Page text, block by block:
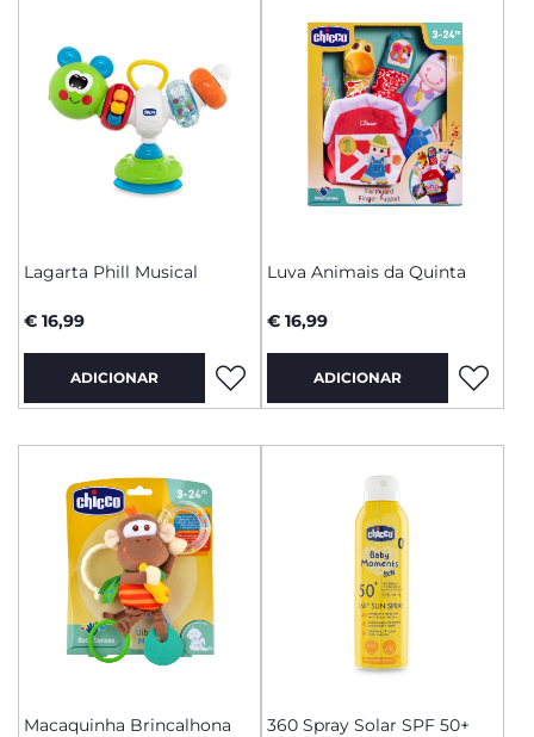
Lagarta Phill Musical
€ 16,99
ADICIONAR
Luva Animais da Quinta
€ 16,99
ADICIONAR
Macaquinha Brincalhona 360 Spray Solar SPF 50+